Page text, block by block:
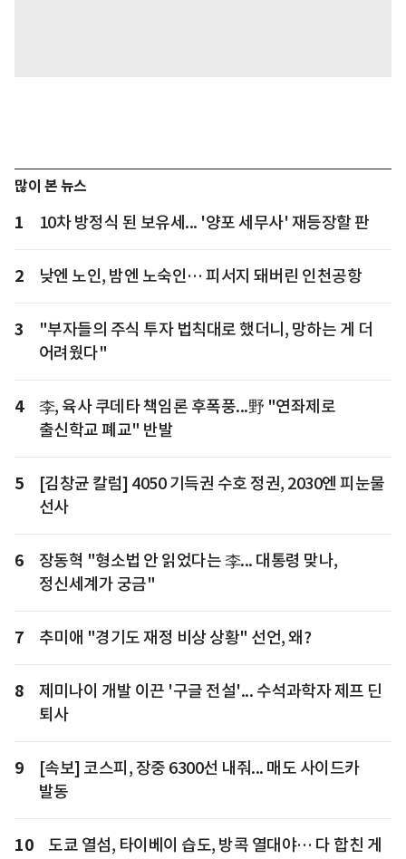
많이 본 뉴스
1 10차 방정식 된 보유세... '양포 세무사' 재등장할 판
2 낮엔 노인, 밤엔 노숙인… 피서지 돼버린 인천공항
3
"부자들의 주식 투자 법칙대로 했더니, 망하는 게 더
어려웠다"
4
李, 육사 쿠데타 책임론 후폭풍...野 "연좌제로
출신학교 폐교" 반발
5
[김창균 칼럼] 4050 기득권 수호 정권, 2030엔 피눈물
선사
6
장동혁 "형소법 안 읽었다는 李... 대통령 맞나,
정신세계가 궁금"
7 추미애 "경기도 재정 비상 상황" 선언, 왜?
8
제미나이 개발 이끈 '구글 전설'... 수석과학자 제프 딘
퇴사
9
[속보] 코스피, 장중 6300선 내줘... 매도 사이드카
발동
10
도쿄 열섬, 타이베이 습도, 방콕 열대야… 다 합친 게